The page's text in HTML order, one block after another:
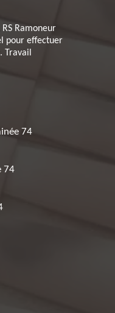
Ramoneur
pour effectuer
Travail
74
74